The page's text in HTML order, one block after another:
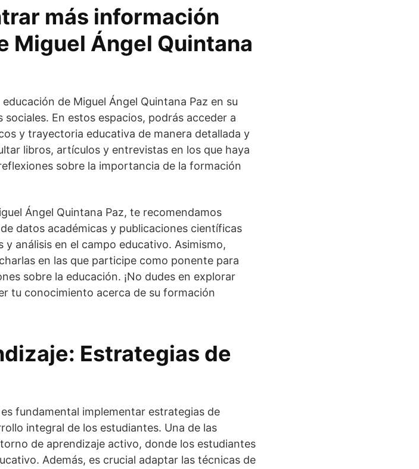
más información
Miguel Ángel Quintana
de Miguel Ángel Quintana Paz en su
En estos espacios, podrás acceder a
y trayectoria educativa de manera detallada y
libros, artículos y entrevistas en los que haya
sobre la importancia de la formación
Ángel Quintana Paz, te recomendamos
datos académicas y publicaciones científicas
análisis en el campo educativo. Asimismo,
en las que participe como ponente para
sobre la educación. ¡No dudes en explorar
tu conocimiento acerca de su formación
Estrategias de
fundamental implementar estrategias de
integral de los estudiantes. Una de las
de aprendizaje activo, donde los estudiantes
Además, es crucial adaptar las técnicas de